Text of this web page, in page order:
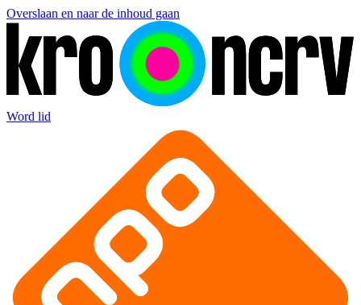
Overslaan en naar de inhoud gaan
Word lid